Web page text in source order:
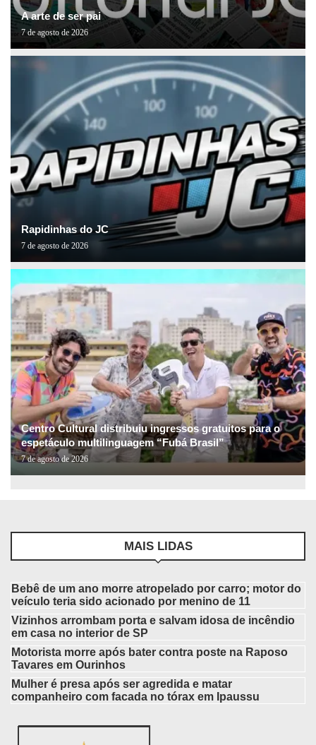
A arte de ser pai
7 de agosto de 2026
Rapidinhas do JC
7 de agosto de 2026
Centro Cultural distribuiu ingressos gratuitos para o
espetáculo multilinguagem “Fubá Brasil”
7 de agosto de 2026
MAIS LIDAS
Bebê de um ano morre atropelado por carro; motor do
veículo teria sido acionado por menino de 11
Vizinhos arrombam porta e salvam idosa de incêndio
em casa no interior de SP
Motorista morre após bater contra poste na Raposo
Tavares em Ourinhos
Mulher é presa após ser agredida e matar
companheiro com facada no tórax em Ipaussu